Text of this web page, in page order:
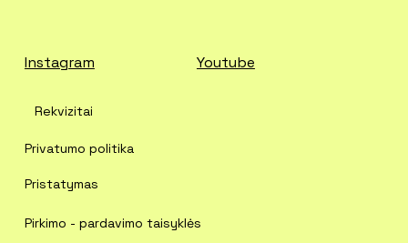
Instagram
Privatumo politika
Pristatymas
Pirkimo - pardavimo taisyklės
Rekvizitai
Youtube